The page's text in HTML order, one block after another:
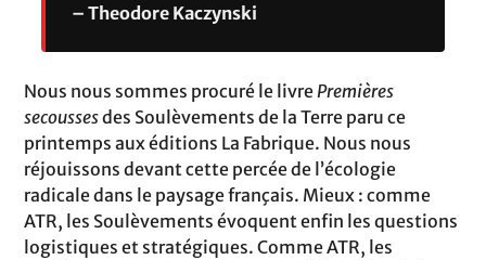
– Theodore Kaczynski
Nous nous sommes procuré le livre Premières
secoussesdes Soulèvements de la Terre paru ce
printemps aux éditions La Fabrique. Nous nous
réjouissons devant cette percée de l’écologie
radicale dans le paysage français. Mieux : comme
ATR, les Soulèvements évoquent enfin les questions
logistiques et stratégiques. Comme ATR, les